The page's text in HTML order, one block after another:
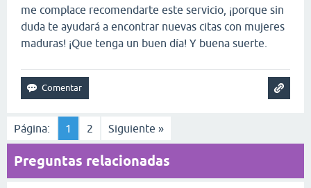
me complace recomendarte este servicio, ¡porque sin
duda te ayudará a encontrar nuevas citas con mujeres
maduras! ¡Que tenga un buen día! Y buena suerte.
Página: 1 2 Siguiente »
Preguntas relacionadas